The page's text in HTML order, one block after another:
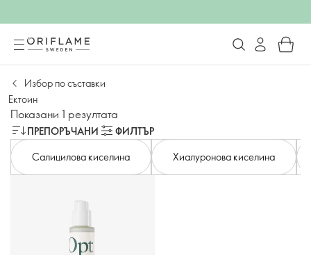
Избор по съставки
Ектоин
Показани 1 резултата
ПРЕПОРЪЧАНИ
ФИЛТЪР
Салицилова киселина
Хиалуронова киселина